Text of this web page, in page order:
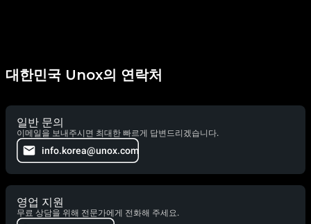
대한민국 Unox의 연락처
일반 문의
이메일을 보내주시면 최대한 빠르게 답변드리겠습니다.
info.korea@unox.com
영업 지원
무료 상담을 위해 전문가에게 전화해 주세요.